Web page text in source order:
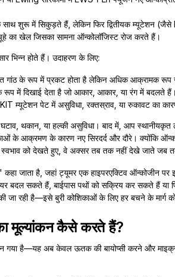
साथ शुरू में सिकुड़ते हैं, लेकिन फिर द्वितीयक म्यूटेशन (जैसे
का खेल जिसका सामना ऑन्कोलॉजिस्ट रोज करते हैं।
भिन्न होते हैं। उदाहरण के लिए:
गांठ के रूप में प्रकट होता है लेकिन अधिक आक्रामक
रूप में दिखाई देता है जो आकार, आकार, या रंग में बदलते हैं।
म्यूटेशन पेट में असुविधा, रक्तस्राव, या रुकावट का
थकान, या हल्की असुविधा। बाद में, आप
के आक्रमण के कारण नए सिरदर्द और दौरे। क्योंकि
को देखते हुए, वे अक्सर तब तक नहीं देखे जाते जब तक
जाता है, जहां ट्यूमर एक हाइपरएक्टिव ऑन्कोजीन पर
बदल सकते हैं, बाईपास पथों को सक्रिय कर सकते हैं
जा रही है—इसे बुरी कोशिकाओं के लिए हर बचने के मार्ग
मूल्यांकन कैसे करते हैं?
गया है—यह अब केवल ऊतक की बायोप्सी करने और